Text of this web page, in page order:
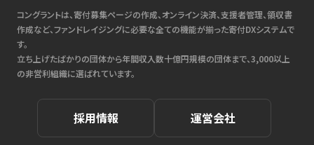
コングラントは、寄付募集ページの作成、オンライン決済、支援者管理、領収書
作成など、ファンドレイジングに必要な全ての機能が揃った寄付DXシステムで
す。
立ち上げたばかりの団体から年間収入数十億円規模の団体まで、3,000以上
の非営利組織に選ばれています。
採用情報 運営会社